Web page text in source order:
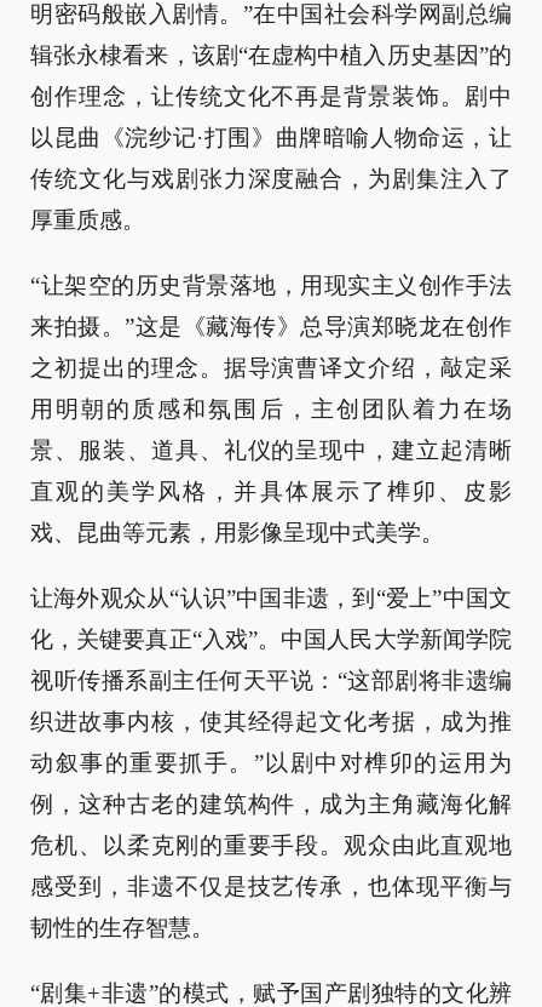
明密码般嵌入剧情。”在中国社会科学网副总编
辑张永棣看来，该剧“在虚构中植入历史基因”的
创作理念，让传统文化不再是背景装饰。剧中
以昆曲《浣纱记·打围》曲牌暗喻人物命运，让
传统文化与戏剧张力深度融合，为剧集注入了
厚重质感。
“让架空的历史背景落地，用现实主义创作手法
来拍摄。”这是《藏海传》总导演郑晓龙在创作
之初提出的理念。据导演曹译文介绍，敲定采
用明朝的质感和氛围后，主创团队着力在场
景、服装、道具、礼仪的呈现中，建立起清晰
直观的美学风格，并具体展示了榫卯、皮影
戏、昆曲等元素，用影像呈现中式美学。
让海外观众从“认识”中国非遗，到“爱上”中国文
化，关键要真正“入戏”。中国人民大学新闻学院
视听传播系副主任何天平说：“这部剧将非遗编
织进故事内核，使其经得起文化考据，成为推
动叙事的重要抓手。”以剧中对榫卯的运用为
例，这种古老的建筑构件，成为主角藏海化解
危机、以柔克刚的重要手段。观众由此直观地
感受到，非遗不仅是技艺传承，也体现平衡与
韧性的生存智慧。
“剧集+非遗”的模式，赋予国产剧独特的文化辨